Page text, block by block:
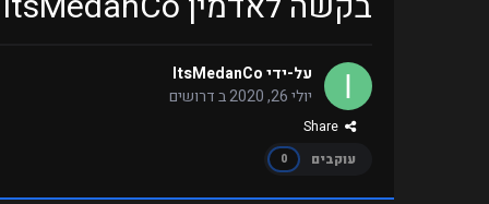
על-ידיItsMedanCo
יולי 26, 2020
בדרושים
עוקבים
0